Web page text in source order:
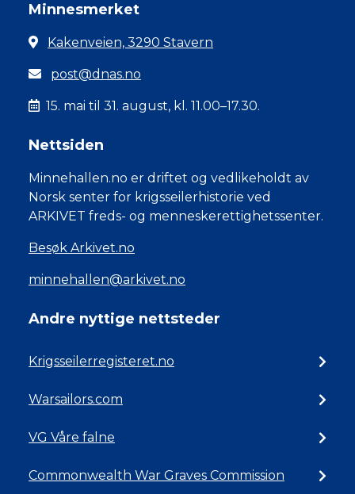
Minnesmerket
Kakenveien, 3290 Stavern
post@dnas.no
15. mai til 31. august, kl. 11.00–17.30.
Nettsiden
Minnehallen.no er driftet og vedlikeholdt av
Norsk senter for krigsseilerhistorie ved
ARKIVET freds- og menneskerettighetssenter.
Besøk Arkivet.no
minnehallen@arkivet.no
Andre nyttige nettsteder
Krigsseilerregisteret.no
Warsailors.com
VG Våre falne
Commonwealth War Graves Commission